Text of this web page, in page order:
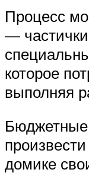
Процесс
—
которое
выполняя
домике